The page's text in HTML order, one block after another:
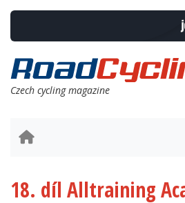
Czech cycling magazine
18. díl Alltraining